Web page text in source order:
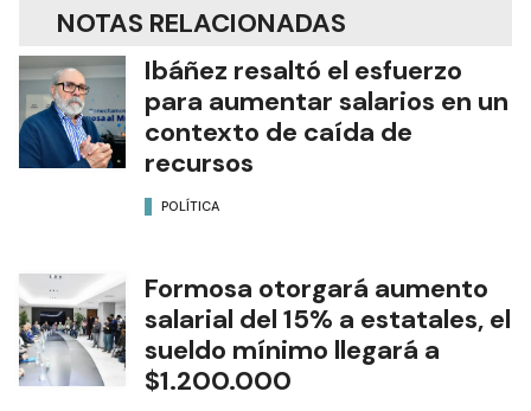
NOTAS RELACIONADAS
Ibáñez resaltó el esfuerzo
para aumentar salarios en un
contexto de caída de
recursos
POLÍTICA
Formosa otorgará aumento
salarial del 15% a estatales, el
sueldo mínimo llegará a
$1.200.000